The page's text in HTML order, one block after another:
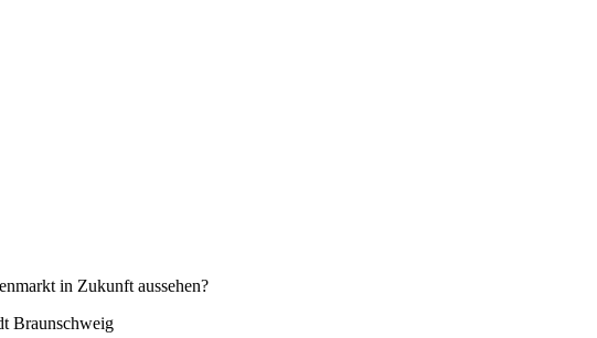
in Zukunft aussehen?
Braunschweig